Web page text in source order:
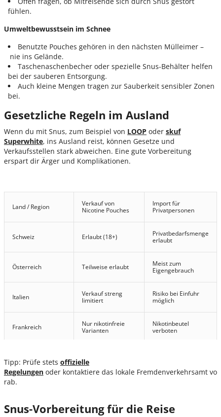
fühlen.
Umweltbewusstsein im Schnee
Benutzte Pouches gehören in den nächsten Mülleimer –
nie ins Gelände.
Taschenaschenbecher oder spezielle Snus-Behälter helfen
bei der sauberen Entsorgung.
Auch kleine Mengen tragen zur Sauberkeit sensibler Zonen
bei.
Gesetzliche Regeln im Ausland
Wenn du mit Snus, zum Beispiel von LOOP oder skuf
Superwhite, ins Ausland reist, können Gesetze und
Verkaufsstellen stark abweichen. Eine gute Vorbereitung
erspart dir Ärger und Komplikationen.
Land / Region
Verkauf von
Nicotine Pouches
Import für
Privatpersonen
Schweiz Erlaubt (18+)
Privatbedarfsmenge
erlaubt
Österreich Teilweise erlaubt
Meist zum
Eigengebrauch
Italien
Verkauf streng
limitiert
Risiko bei Einfuhr
möglich
Frankreich
Nur nikotinfreie
Varianten
Nikotinbeutel
verboten
verbreitet
Tipp: Prüfe stets offizielle
Regelungen oder kontaktiere das lokale Fremdenverkehrsamt vo
rab.
Snus-Vorbereitung für die Reise